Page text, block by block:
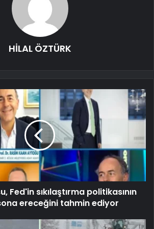
HİLAL ÖZTÜRK
Fed'in sıkılaştırma politikasının
ereceğini tahmin ediyor